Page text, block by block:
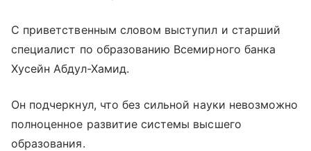
С приветственным словом выступил и старший
специалист по образованию Всемирного банка
Хусейн Абдул-Хамид.
Он подчеркнул, что без сильной науки невозможно
полноценное развитие системы высшего
образования.